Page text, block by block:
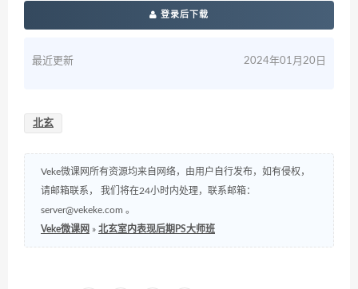
登录后下载
最近更新 2024年01月20日
北玄
Veke微课网所有资源均来自网络，由用户自行发布，如有侵权，
请邮箱联系， 我们将在24小时内处理，联系邮箱：
server@vekeke.com 。
Veke微课网 » 北玄室内表现后期PS大师班